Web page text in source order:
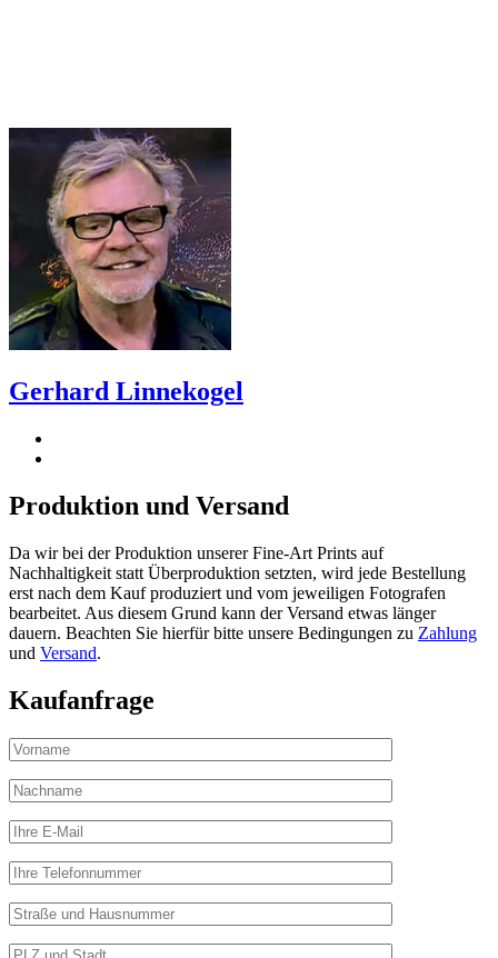
Gerhard Linnekogel
Produktion und Versand
Da wir bei der Produktion unserer Fine-Art Prints auf
Nachhaltigkeit statt Überproduktion setzten, wird jede Bestellung
erst nach dem Kauf produziert und vom jeweiligen Fotografen
bearbeitet. Aus diesem Grund kann der Versand etwas länger
dauern. Beachten Sie hierfür bitte unsere Bedingungen zu Zahlung
und Versand.
Kaufanfrage